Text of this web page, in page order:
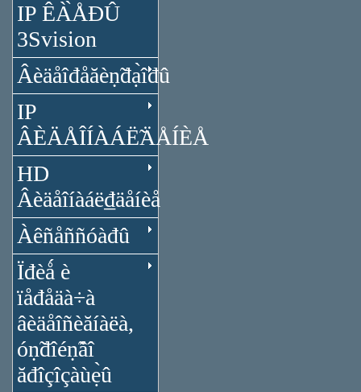
IP ÊÀ̀ÅĐÛ
3Svision
Âèäåîđåăèṇ̃đạ̀îđû
IP
ÂÈÄÅÎÍÀÁË̃ÄÅÍÈÅ
HD
Âèäåîíàáë₫äåíèå
Àêñåññóàđû
Ïđèǻ è
ïåđåäà÷à
âèäåîñèăíàëà,
óṇ̃đîéṇ̃âî
ăđîçîçàùẹ̀û